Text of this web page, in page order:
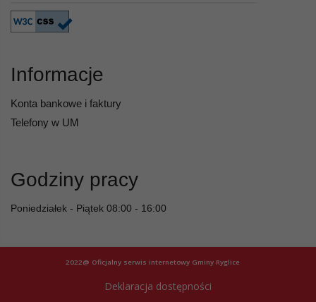
Informacje
Konta bankowe i faktury
Telefony w UM
Godziny pracy
Poniedziałek - Piątek 08:00 - 16:00
2022@ Oficjalny serwis internetowy Gminy Ryglice
Deklaracja dostępności